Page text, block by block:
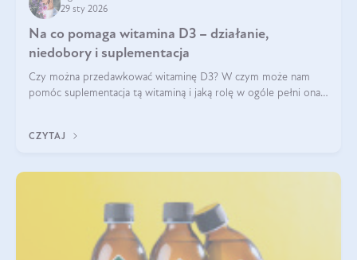
29 sty 2026
Na co pomaga witamina D3 – działanie,
niedobory i suplementacja
Czy można przedawkować witaminę D3? W czym może nam
pomóc suplementacja tą witaminą i jaką rolę w ogóle pełni ona
robić?
CZYTAJ